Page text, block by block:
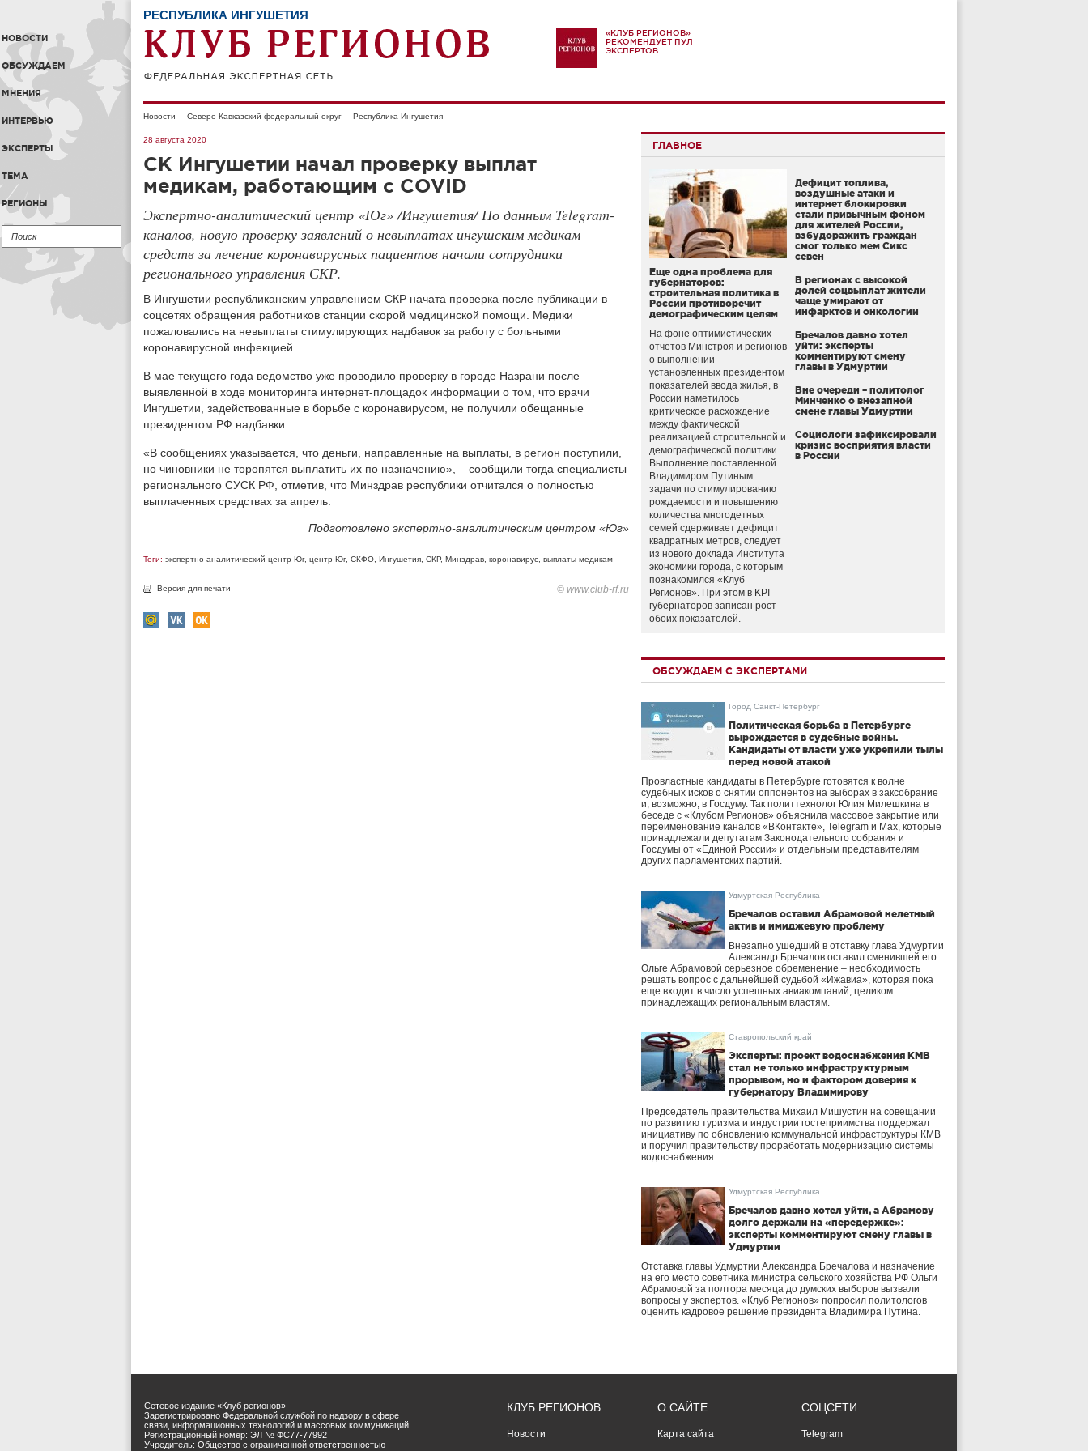
НОВОСТИ
ОБСУЖДАЕМ
МНЕНИЯ
ИНТЕРВЬЮ
ЭКСПЕРТЫ
ТЕМА
РЕГИОНЫ
РЕСПУБЛИКА ИНГУШЕТИЯ
«КЛУБ РЕГИОНОВ»
РЕКОМЕНДУЕТ ПУЛ
ЭКСПЕРТОВ
Новости Северо-Кавказский федеральный округ Республика Ингушетия
28 августа 2020
СК Ингушетии начал проверку выплат
медикам, работающим с COVID
Экспертно-аналитический центр «Юг» /Ингушетия/ По данным Telegram-
каналов, новую проверку заявлений о невыплатах ингушским медикам
средств за лечение коронавирусных пациентов начали сотрудники
регионального управления СКР.
В Ингушетии республиканским управлением СКР начата проверка после публикации в
соцсетях обращения работников станции скорой медицинской помощи. Медики
пожаловались на невыплаты стимулирующих надбавок за работу с больными
коронавирусной инфекцией.
В мае текущего года ведомство уже проводило проверку в городе Назрани после
выявленной в ходе мониторинга интернет-площадок информации о том, что врачи
Ингушетии, задействованные в борьбе с коронавирусом, не получили обещанные
президентом РФ надбавки.
«В сообщениях указывается, что деньги, направленные на выплаты, в регион поступили,
но чиновники не торопятся выплатить их по назначению», – сообщили тогда специалисты
регионального СУСК РФ, отметив, что Минздрав республики отчитался о полностью
выплаченных средствах за апрель.
Подготовлено экспертно-аналитическим центром «Юг»
Теги: экспертно-аналитический центр Юг, центр Юг, СКФО Ингушетия СКР, Минздрав коронавирус выплаты медикам
Версия для печати © www.club-rf.ru
ГЛАВНОЕ
Еще одна проблема для
губернаторов:
строительная политика в
России противоречит
демографическим целям
На фоне оптимистических
отчетов Минстроя и регионов
о выполнении
установленных президентом
показателей ввода жилья, в
России наметилось
критическое расхождение
между фактической
реализацией строительной и
демографической политики.
Выполнение поставленной
Владимиром Путиным
задачи по стимулированию
рождаемости и повышению
количества многодетных
семей сдерживает дефицит
квадратных метров, следует
из нового доклада Института
экономики города, с которым
познакомился «Клуб
Регионов». При этом в KPI
губернаторов записан рост
обоих показателей.
Дефицит топлива,
воздушные атаки и
интернет блокировки
стали привычным фоном
для жителей России,
взбудоражить граждан
смог только мем Сикс
севен
В регионах с высокой
долей соцвыплат жители
чаще умирают от
инфарктов и онкологии
Бречалов давно хотел
уйти: эксперты
комментируют смену
главы в Удмуртии
Вне очереди – политолог
Минченко о внезапной
смене главы Удмуртии
Социологи зафиксировали
кризис восприятия власти
в России
ОБСУЖДАЕМ С ЭКСПЕРТАМИ
Город Санкт-Петербург
Политическая борьба в Петербурге
вырождается в судебные войны.
Кандидаты от власти уже укрепили тылы
перед новой атакой
Провластные кандидаты в Петербурге готовятся к волне
судебных исков о снятии оппонентов на выборах в заксобрание
и, возможно, в Госдуму. Так политтехнолог Юлия Милешкина в
беседе с «Клубом Регионов» объяснила массовое закрытие или
переименование каналов «ВКонтакте», Telegram и Max, которые
принадлежали депутатам Законодательного собрания и
Госдумы от «Единой России» и отдельным представителям
других парламентских партий.
Удмуртская Республика
Бречалов оставил Абрамовой нелетный
актив и имиджевую проблему
Внезапно ушедший в отставку глава Удмуртии
Александр Бречалов оставил сменившей его
Ольге Абрамовой серьезное обременение – необходимость
решать вопрос с дальнейшей судьбой «Ижавиа», которая пока
еще входит в число успешных авиакомпаний, целиком
принадлежащих региональным властям.
Ставропольский край
Эксперты: проект водоснабжения КМВ
стал не только инфраструктурным
прорывом, но и фактором доверия к
губернатору Владимирову
Председатель правительства Михаил Мишустин на совещании
по развитию туризма и индустрии гостеприимства поддержал
инициативу по обновлению коммунальной инфраструктуры КМВ
и поручил правительству проработать модернизацию системы
водоснабжения.
Удмуртская Республика
Бречалов давно хотел уйти, а Абрамову
долго держали на «передержке»:
эксперты комментируют смену главы в
Удмуртии
Отставка главы Удмуртии Александра Бречалова и назначение
на его место советника министра сельского хозяйства РФ Ольги
Абрамовой за полтора месяца до думских выборов вызвали
вопросы у экспертов. «Клуб Регионов» попросил политологов
оценить кадровое решение президента Владимира Путина.
Сетевое издание «Клуб регионов»
Зарегистрировано Федеральной службой по надзору в сфере
связи, информационных технологий и массовых коммуникаций.
Регистрационный номер: ЭЛ № ФС77-77992
Учредитель: Общество с ограниченной ответственностью
КЛУБ РЕГИОНОВ
Новости
О САЙТЕ
Карта сайта
СОЦСЕТИ
Telegram